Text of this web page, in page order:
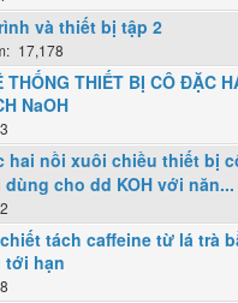
và thiết bị tập 2
17,178
THỐNG THIẾT BỊ CÔ ĐẶC
NaOH
hai nồi xuôi chiều thiết bị
cho dd KOH với năn...
tách caffeine từ lá trà
tới hạn